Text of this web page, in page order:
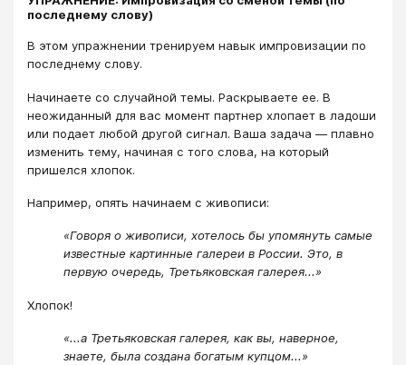
последнему слову)
В этом упражнении тренируем навык импровизации по
последнему слову.
Начинаете со случайной темы. Раскрываете ее. В
неожиданный для вас момент партнер хлопает в ладоши
или подает любой другой сигнал. Ваша задача — плавно
изменить тему, начиная с того слова, на который
пришелся хлопок.
Например, опять начинаем с живописи:
«Говоря о живописи, хотелось бы упомянуть самые
известные картинные галереи в России. Это, в
первую очередь, Третьяковская галерея...»
Хлопок!
«...а Третьяковская галерея, как вы, наверное,
знаете, была создана богатым купцом...»